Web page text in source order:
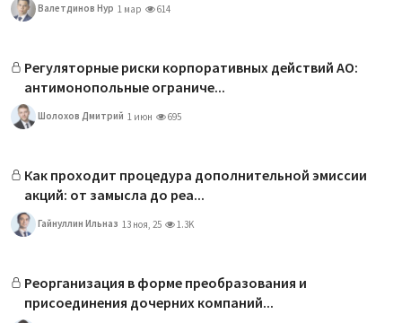
Валетдинов Нур 1 мар 614
Регуляторные риски корпоративных действий АО:
антимонопольные ограниче...
Шолохов Дмитрий 1 июн 695
Как проходит процедура дополнительной эмиссии
акций: от замысла до реа...
Гайнуллин Ильназ 13 ноя, 25 1.3K
Реорганизация в форме преобразования и
присоединения дочерних компаний...